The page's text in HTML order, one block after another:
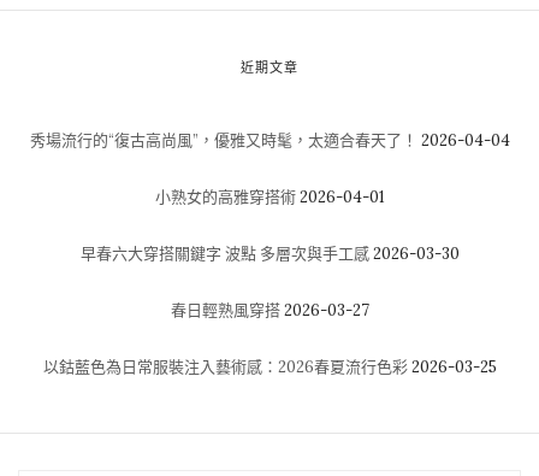
近期文章
秀場流行的“復古高尚風”，優雅又時髦，太適合春天了！ 2026-04-04
小熟女的高雅穿搭術 2026-04-01
早春六大穿搭關鍵字 波點 多層次與手工感 2026-03-30
春日輕熟風穿搭 2026-03-27
以鈷藍色為日常服裝注入藝術感：2026春夏流行色彩 2026-03-25